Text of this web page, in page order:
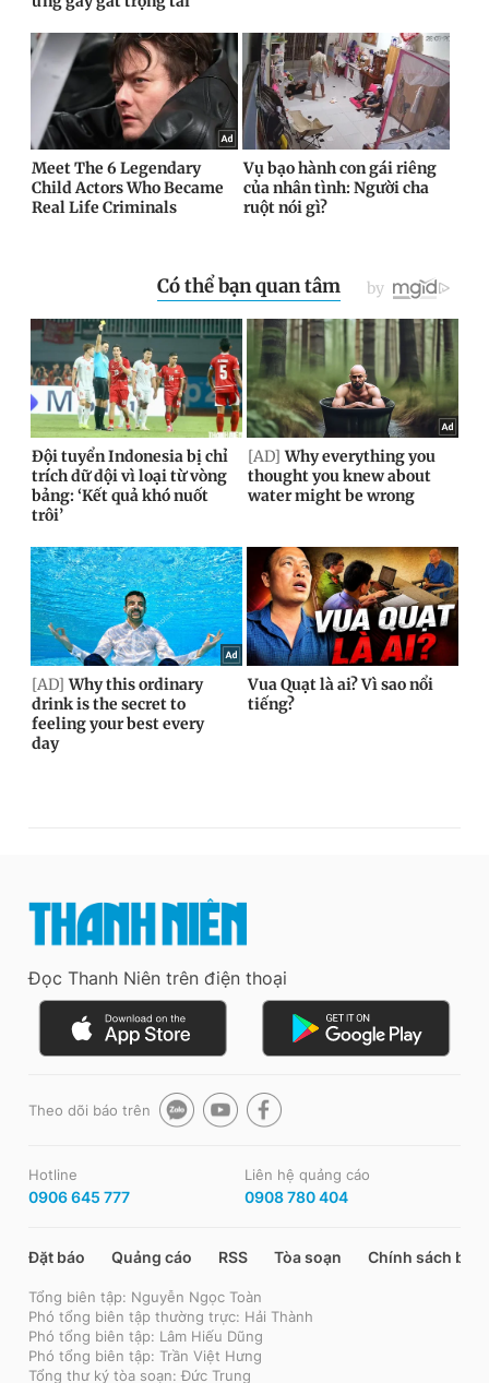
Đọc Thanh Niên trên điện thoại
Theo dõi báo trên
Hotline
0906 645 777
Liên hệ quảng cáo
0908 780 404
Đặt báo Quảng cáo RSS Tòa soạn Chính sách bảo
Tổng biên tập: Nguyễn Ngọc Toàn
Phó tổng biên tập thường trực: Hải Thành
Phó tổng biên tập: Lâm Hiếu Dũng
Phó tổng biên tập: Trần Việt Hưng
Tổng thư ký tòa soạn: Đức Trung